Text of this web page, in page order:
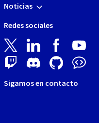
Noticias
Redes sociales
Sigamos en contacto